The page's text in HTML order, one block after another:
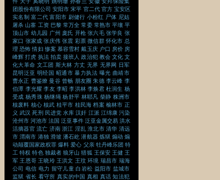
团股份有限公司 安阳市 宋平 官二代 官方 宝安区
实名制 富二代 富阳市 尉健行 小粉红 尸体 尼姑
屠杀 山寨 工资 巴黎 常万全 常委 常熟市 平壤 平
顶山市 幼儿园 广州 庞氏 开枪 张六毛 张学良 张
家口 张家成 张庆伟 张震 彩票 微信群 怀化市 总
理 恐怖 情妇 惨案 慕容雪村 戴玉庆 户口 房价 房
峰辉 打虎 执法 拍卖 接班人 政治犯 教会 文化 文
化大革命 文工团 斯大林 方丈 无界 无界网 日军
昆明泛亚 明经国 昭通市 暴力执法 曝光 曲靖市
曹永正 曹鉴燎 曼谷 曾畅 朋友圈 朱德 李云峰 李
伯潭 李光耀 李友 李昭 李洪林 李焕君 杜润生 杨
受成 杨秀珠 杨继绳 杨舒平 林耶凡 柴静 株洲市
核废料 核心 核武 桂平市 桂民海 档案 榆林市 正
义 武汉 死刑 民进党 水库 汉奸 江派 江绵康 污染
沧州市 河池市 法国 泛亚事件 泛亚金属交易 洪水
活摘器官 流亡 济南 浙江 淫乱 淮北市 清华 清远
市 渭南市 港独 滑坡 潘石屹 潜航器 炼狱 煽动 煽
动颠覆国家政权罪 爆料 爱心 父亲 牡丹峰乐团 特
工 特权 特色 独裁者 狼牙山 猎狐 王保安 王健 王
军 王恩哥 王晓玲 王洪文 王玟 环境 瑞昌市 瑞海
公司 电信 电力 留守儿童 白岩松 益阳市 盐城市
监狱 省长 看守所 真实的中国 真相 真话 知法犯